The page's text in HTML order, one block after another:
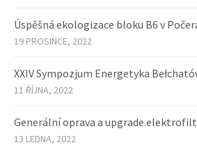
Úspěšná ekologizace bloku B6 v
19 PROSINCE, 2022
XXIV Sympozjum Energetyka
11 ŘÍJNA, 2022
Generální oprava a upgrade
13 LEDNA, 2022